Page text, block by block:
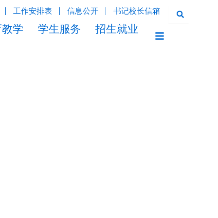
工作安排表 信息公开 书记校长信箱
学 学生服务 招生就业